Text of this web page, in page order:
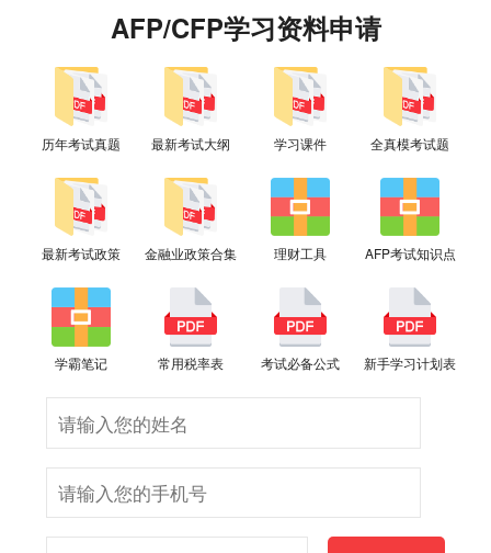
AFP/CFP学习资料申请
历年考试真题 最新考试大纲 学习课件 全真模考试题
最新考试政策 金融业政策合集 理财工具 AFP考试知识点
学霸笔记 常用税率表 考试必备公式 新手学习计划表